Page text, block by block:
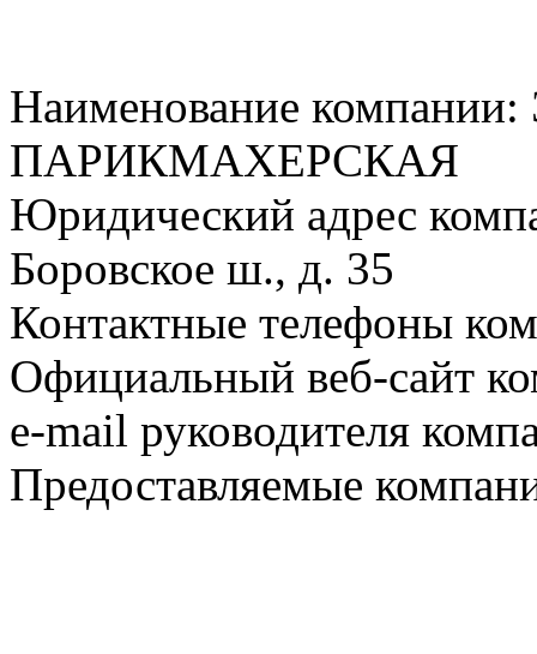
Наименование
ПАРИКМАХЕРСКАЯ
Юридический адрес
Боровское ш., д. 35
Контактные телефоны
Официальный веб-сайт
e-mail руководителя
Предоставляемые